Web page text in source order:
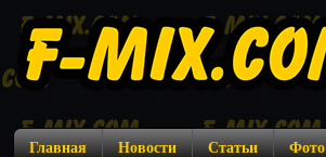
Главная Новости Статьи Фото